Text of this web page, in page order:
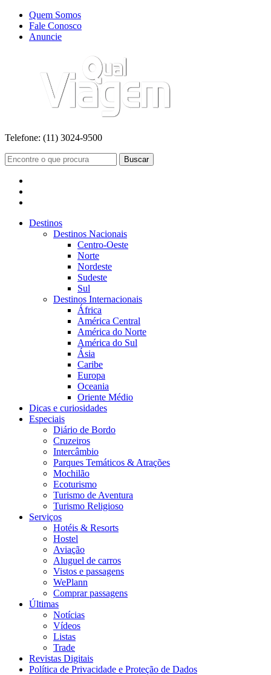
Quem Somos
Fale Conosco
Anuncie
Telefone: (11) 3024-9500
Buscar
Destinos
Destinos Nacionais
Centro-Oeste
Norte
Nordeste
Sudeste
Sul
Destinos Internacionais
África
América Central
América do Norte
América do Sul
Ásia
Caribe
Europa
Oceania
Oriente Médio
Dicas e curiosidades
Especiais
Diário de Bordo
Cruzeiros
Intercâmbio
Parques Temáticos & Atrações
Mochilão
Ecoturismo
Turismo de Aventura
Turismo Religioso
Serviços
Hotéis & Resorts
Hostel
Aviação
Aluguel de carros
Vistos e passagens
WePlann
Comprar passagens
Últimas
Notícias
Vídeos
Listas
Trade
Revistas Digitais
Política de Privacidade e Proteção de Dados